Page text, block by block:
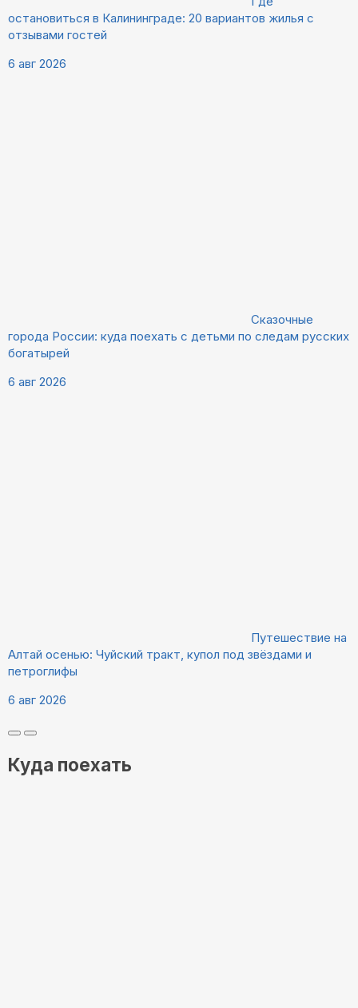
остановиться в Калининграде: 20 вариантов жилья с
отзывами гостей
6 авг 2026
Сказочные
города России: куда поехать с детьми по следам русских
богатырей
6 авг 2026
Путешествие на
Алтай осенью: Чуйский тракт, купол под звёздами и
петроглифы
6 авг 2026
Куда поехать